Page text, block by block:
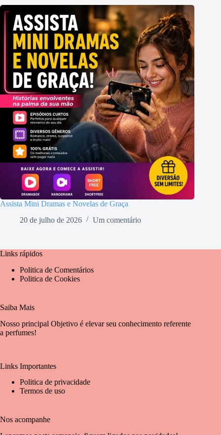
Assista Mini Dramas e Novelas de Graça
20 de julho de 2026
Um comentário
Links rápidos
Politica de Comentários
Politica de Cookies
Saiba Mais
Nosso principal Objetivo é elevar seu conhecimento referente
a perfumes!
Links Importantes
Politica de privacidade
Termos de uso
Nos acompanhe